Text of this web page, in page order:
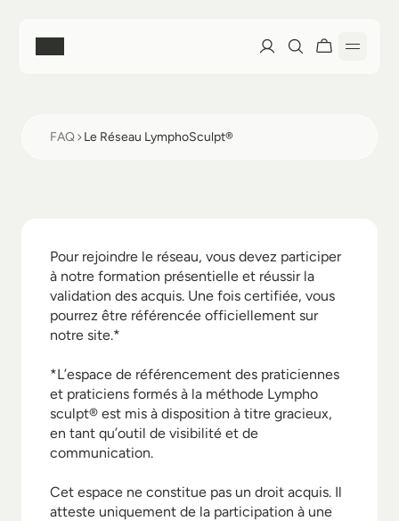
Découvrir nos soins
La méthode Lympho Sculpt®
Prendre rendez-vous
Formation Lympho Sculpt®
Découvrir la Formation
Le Réseau
Prochaines Sessions
Mon Compte
Mon Compte
Contact
FAQ Le Réseau LymphoSculpt®
Pour rejoindre le réseau, vous devez participer
à notre formation présentielle et réussir la
validation des acquis. Une fois certifiée, vous
pourrez être référencée officiellement sur
notre site.*
*L’espace de référencement des praticiennes
et praticiens formés à la méthode Lympho
sculpt®️ est mis à disposition à titre gracieux,
en tant qu’outil de visibilité et de
communication.
Cet espace ne constitue pas un droit acquis. Il
atteste uniquement de la participation à une